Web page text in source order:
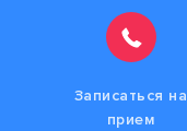
Записаться на
прием